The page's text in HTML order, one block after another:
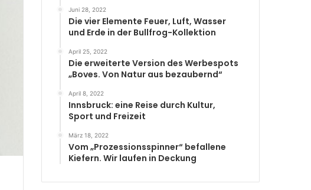
Juni 28, 2022
Die vier Elemente Feuer, Luft, Wasser
und Erde in der Bullfrog-Kollektion
April 25, 2022
Die erweiterte Version des Werbespots
„Boves. Von Natur aus bezaubernd“
April 8, 2022
Innsbruck: eine Reise durch Kultur,
Sport und Freizeit
März 18, 2022
Vom „Prozessionsspinner“ befallene
Kiefern. Wir laufen in Deckung